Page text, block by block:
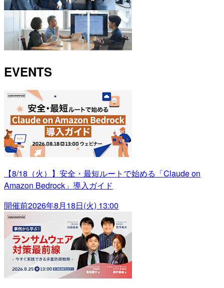
EVENTS
【8/18（火）】安全・最短ルートで始める「Claude on
Amazon Bedrock」導入ガイド
開催前2026年8月18日(火) 13:00